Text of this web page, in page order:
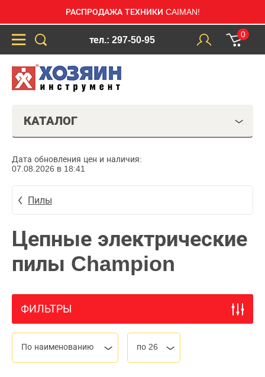
РАСПРОДАЖА ТЕХНИКИ CAIMAN!
тел.: 297-50-95
0
КАТАЛОГ
Дата обновления цен и наличия:
07.08.2026 в 18:41
Пилы
Цепные электрические
пилы Champion
ФИЛЬТРЫ
По наименованию по 26